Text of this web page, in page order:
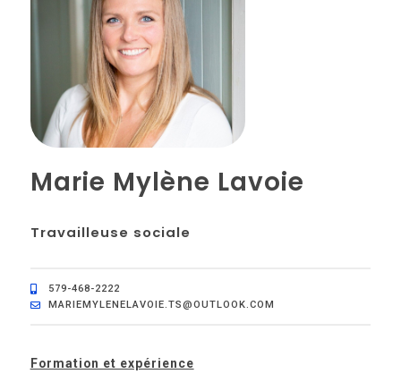
Marie Mylène Lavoie
Travailleuse sociale
579-468-2222
MARIEMYLENELAVOIE.TS@OUTLOOK.COM
Formation et expérience